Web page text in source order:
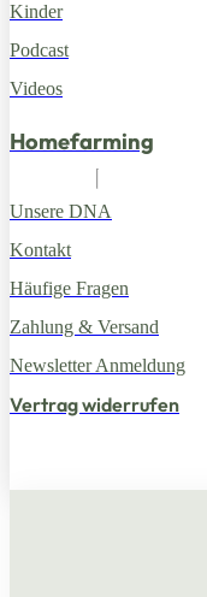
Kinder
Podcast
Videos
Homefarming
Unsere DNA
Kontakt
Häufige Fragen
Zahlung & Versand
Newsletter Anmeldung
Vertrag widerrufen